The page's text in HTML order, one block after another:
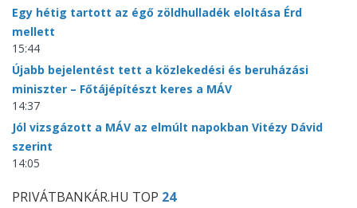
Egy hétig tartott az égő zöldhulladék eloltása Érd
mellett
15:44
Újabb bejelentést tett a közlekedési és beruházási
miniszter – Főtájépítészt keres a MÁV
14:37
Jól vizsgázott a MÁV az elmúlt napokban Vitézy Dávid
szerint
14:05
PRIVÁTBANKÁR.HU TOP 24